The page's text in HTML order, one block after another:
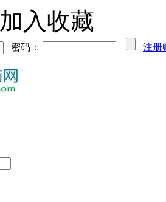
加入收藏
密码： 注册